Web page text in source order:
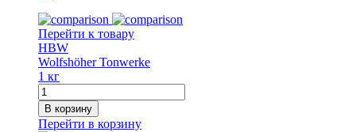
Перейти к товару
HBW
Wolfshöher Tonwerke
1 кг
Количество
товара
Крышка
В корзину
Перейти в корзину